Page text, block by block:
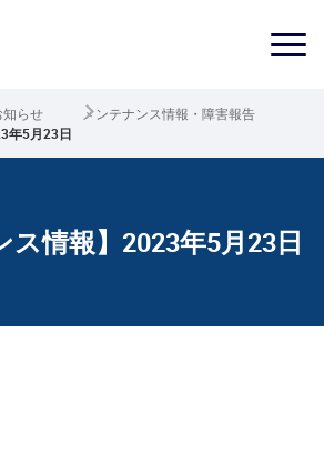
知らせ
メンテナンス情報・障害報告
年5月23日
ス情報】2023年5月23日